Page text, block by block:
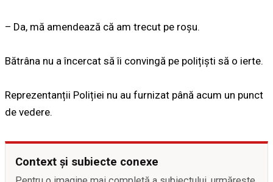
– Da, mă amendează că am trecut pe roșu.
Bătrâna nu a încercat să îi convingă pe polițiști să o ierte.
Reprezentanții Poliției nu au furnizat până acum un punct
de vedere.
Context și subiecte conexe